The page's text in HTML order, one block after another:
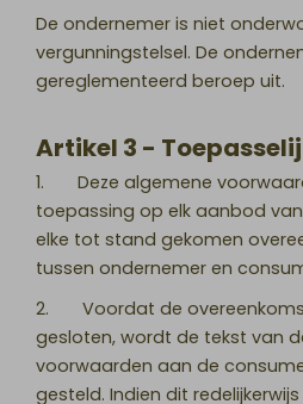
De ondernemer is niet
vergunningstelsel. De
gereglementeerd beroep uit.
Artikel 3 -
1. Deze algemene
toepassing op elk aanbod
elke tot stand gekomen
tussen ondernemer en
2. Voordat de
gesloten, wordt de tekst van
voorwaarden aan de
gesteld. Indien dit